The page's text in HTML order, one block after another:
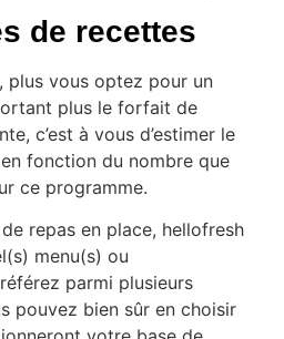
de recettes
plus vous optez pour un
plus le forfait de
c’est à vous d’estimer le
fonction du nombre que
ce programme.
repas en place, hellofresh
menu(s) ou
parmi plusieurs
pouvez bien sûr en choisir